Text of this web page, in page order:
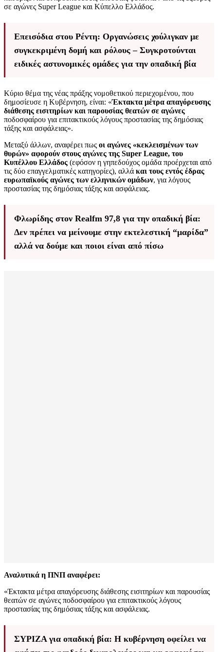
σε αγώνες Super League και Κύπελλο Ελλάδος.
Επεισόδια στου Ρέντη: Οργανώσεις χούλιγκαν με
συγκεκριμένη δομή και ρόλους – Συγκροτούνται
ειδικές αστυνομικές ομάδες για την οπαδική βία
Κύριο θέμα της νέας πράξης νομοθετικού περιεχομένου, που
δημοσίευσε η Κυβέρνηση, είναι: «Έκτακτα μέτρα απαγόρευσης
διάθεσης εισιτηρίων και παρουσίας θεατών σε αγώνες
ποδοσφαίρου για επιτακτικούς λόγους προστασίας της δημόσιας
τάξης και ασφάλειας».
Μεταξύ άλλων, αναφέρει πως οι αγώνες «κεκλεισμένων των
θυρών» αφορούν στους αγώνες της Super League, του
Κυπέλλου Ελλάδος (εφόσον η γηπεδούχος ομάδα προέρχεται από
τις δύο επαγγελματικές κατηγορίες), αλλά και τους εντός έδρας
ευρωπαϊκούς αγώνες των ελληνικών ομάδων, για λόγους
προστασίας της δημόσιας τάξης και ασφάλειας.
Φλωρίδης στον Realfm 97,8 για την οπαδική βία:
Δεν πρέπει να μείνουμε στην εκτελεστική “μαρίδα”
αλλά να δούμε και ποιοι είναι από πίσω
Αναλυτικά η ΠΝΠ αναφέρει:
«Έκτακτα μέτρα απαγόρευσης διάθεσης εισιτηρίων και παρουσίας
θεατών σε αγώνες ποδοσφαίρου για επιτακτικούς λόγους
προστασίας της δημόσιας τάξης και ασφάλειας.
ΣΥΡΙΖΑ για οπαδική βία: Η κυβέρνηση οφείλει να